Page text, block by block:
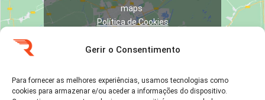
Gerir o Consentimento
Para fornecer as melhores experiências, usamos tecnologias como
cookies para armazenar e/ou aceder a informações do dispositivo.
maps
Política de Cookies